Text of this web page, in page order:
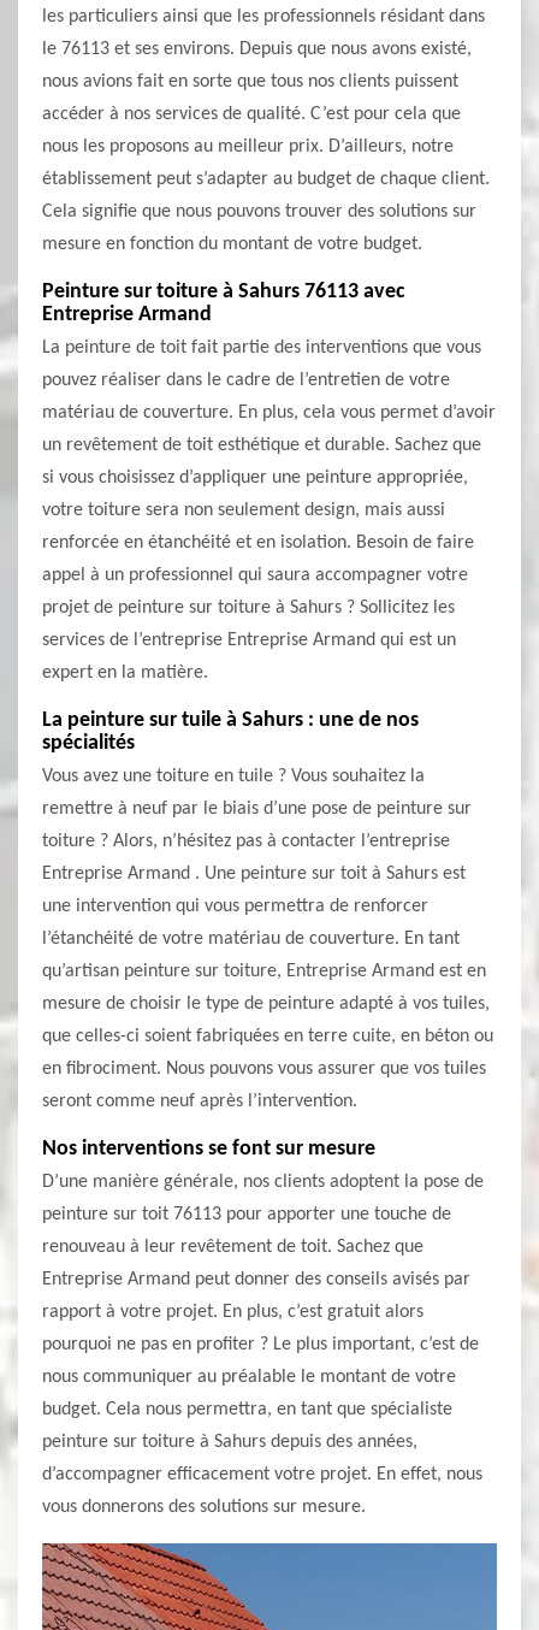
les particuliers ainsi que les professionnels résidant dans
le 76113 et ses environs. Depuis que nous avons existé,
nous avions fait en sorte que tous nos clients puissent
accéder à nos services de qualité. C’est pour cela que
nous les proposons au meilleur prix. D’ailleurs, notre
établissement peut s’adapter au budget de chaque client.
Cela signifie que nous pouvons trouver des solutions sur
mesure en fonction du montant de votre budget.
Peinture sur toiture à Sahurs 76113 avec
Entreprise Armand
La peinture de toit fait partie des interventions que vous
pouvez réaliser dans le cadre de l’entretien de votre
matériau de couverture. En plus, cela vous permet d’avoir
un revêtement de toit esthétique et durable. Sachez que
si vous choisissez d’appliquer une peinture appropriée,
votre toiture sera non seulement design, mais aussi
renforcée en étanchéité et en isolation. Besoin de faire
appel à un professionnel qui saura accompagner votre
projet de peinture sur toiture à Sahurs ? Sollicitez les
services de l’entreprise Entreprise Armand qui est un
expert en la matière.
La peinture sur tuile à Sahurs : une de nos
spécialités
Vous avez une toiture en tuile ? Vous souhaitez la
remettre à neuf par le biais d’une pose de peinture sur
toiture ? Alors, n’hésitez pas à contacter l’entreprise
Entreprise Armand . Une peinture sur toit à Sahurs est
une intervention qui vous permettra de renforcer
l’étanchéité de votre matériau de couverture. En tant
qu’artisan peinture sur toiture, Entreprise Armand est en
mesure de choisir le type de peinture adapté à vos tuiles,
que celles-ci soient fabriquées en terre cuite, en béton ou
en fibrociment. Nous pouvons vous assurer que vos tuiles
seront comme neuf après l’intervention.
Nos interventions se font sur mesure
D’une manière générale, nos clients adoptent la pose de
peinture sur toit 76113 pour apporter une touche de
renouveau à leur revêtement de toit. Sachez que
Entreprise Armand peut donner des conseils avisés par
rapport à votre projet. En plus, c’est gratuit alors
pourquoi ne pas en profiter ? Le plus important, c’est de
nous communiquer au préalable le montant de votre
budget. Cela nous permettra, en tant que spécialiste
peinture sur toiture à Sahurs depuis des années,
d’accompagner efficacement votre projet. En effet, nous
vous donnerons des solutions sur mesure.